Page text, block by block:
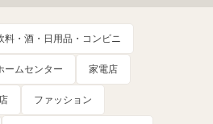
料・酒・日用品・コンビニ
ームセンター 家電店
ファッション